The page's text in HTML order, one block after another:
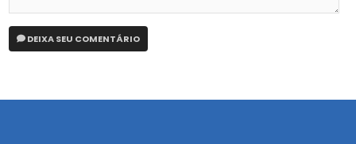
DEIXA SEU COMENTÁRIO